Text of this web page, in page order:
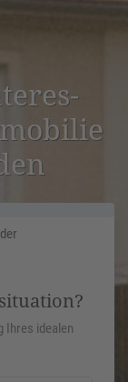
Ihres idealen